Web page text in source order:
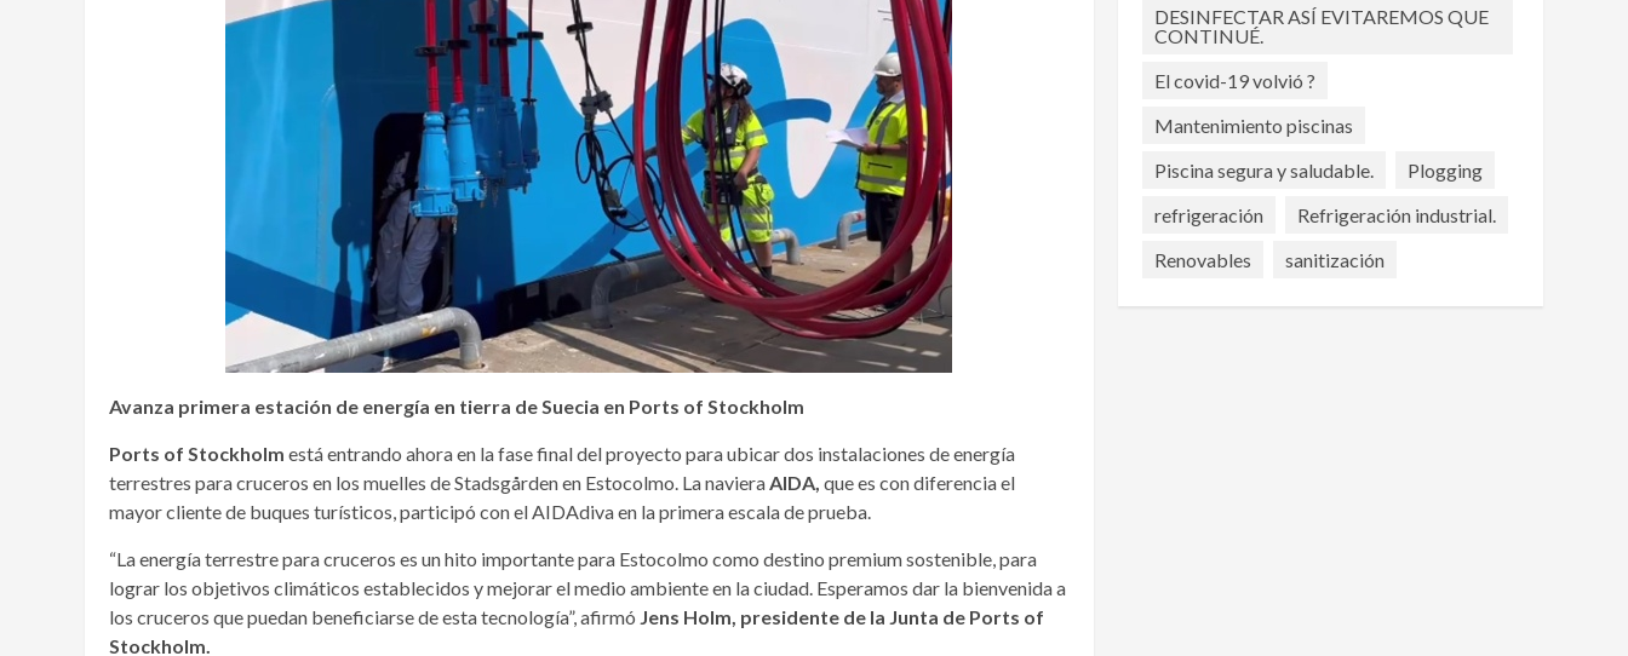
Avanza primera estación de energía en tierra de Suecia en Ports of Stockholm
Ports of Stockholm está entrando ahora en la fase final del proyecto para ubicar dos instalaciones de energía
terrestres para cruceros en los muelles de Stadsgården en Estocolmo. La navieraAIDA, que es con diferencia el
mayor cliente de buques turísticos, participó con el AIDAdiva en la primera escala de prueba.
“La energía terrestre para cruceros es un hito importante para Estocolmo como destino premium sostenible, para
lograr los objetivos climáticos establecidos y mejorar el medio ambiente en la ciudad. Esperamos dar la bienvenida a
los cruceros que puedan beneficiarse de esta tecnología”, afirmó Jens Holm, presidente de la Junta de Ports of
Stockholm.
DESINFECTAR ASÍ EVITAREMOS QUE
CONTINUÉ.
El covid-19 volvió ?
Mantenimiento piscinas
Piscina segura y saludable.
Plogging
refrigeración
Refrigeración industrial.
Renovables
sanitización